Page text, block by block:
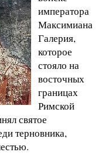
императора
Максимиана
Галерия,
которое
стояло на
восточных
границах
Римской
святое
терновника,